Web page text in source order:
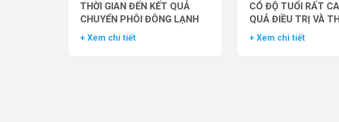
THỜI GIAN ĐẾN KẾT QUẢ
CHUYỂN PHÔI ĐÔNG LẠNH
+ Xem chi tiết
CÓ ĐỘ TUỔI RẤT
QUẢ ĐIỀU TRỊ VÀ
THỨC LÂM SÀNG
+ Xem chi tiết